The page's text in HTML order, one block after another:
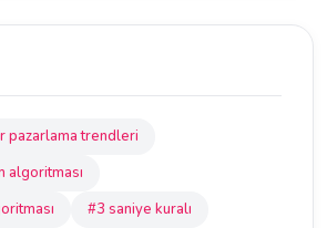
pazarlama trendleri
algoritması
#3 saniye kuralı